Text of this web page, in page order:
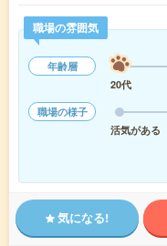
職場の雰囲気
年齢層
20代
職場の様子
活気がある
気になる!